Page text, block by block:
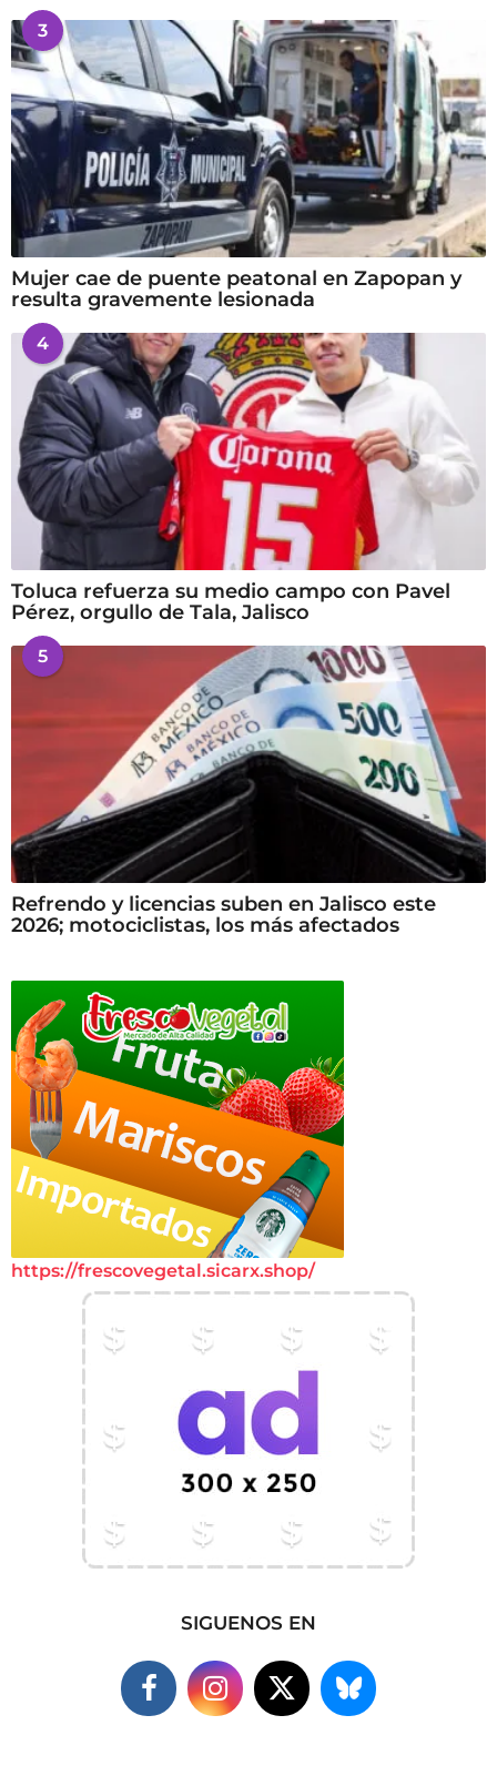
3
Mujer cae de puente peatonal en Zapopan y
resulta gravemente lesionada
4
Toluca refuerza su medio campo con Pavel
Pérez, orgullo de Tala, Jalisco
5
Refrendo y licencias suben en Jalisco este
2026; motociclistas, los más afectados
https://frescovegetal.sicarx.shop/
SIGUENOS EN